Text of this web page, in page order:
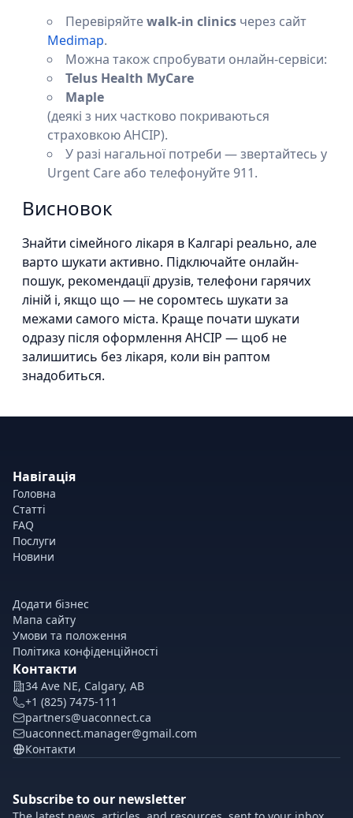
Перевіряйтеwalk-in clinics через сайт
Medimap.
Можна також спробувати онлайн-сервіси:
Telus Health MyCare
Maple
(деякі з них частково покриваються
страховкою AHCIP).
У разі нагальної потреби — звертайтесь у
Urgent Care або телефонуйте 911.
Висновок
Знайти сімейного лікаря в Калгарі реально, але
варто шукати активно. Підключайте онлайн-
пошук, рекомендації друзів, телефони гарячих
ліній і, якщо що — не соромтесь шукати за
межами самого міста. Краще почати шукати
одразу після оформлення AHCIP — щоб не
залишитись без лікаря, коли він раптом
знадобиться.
Навігація
Головна
Статті
FAQ
Послуги
Новини
Додати бізнес
Мапа сайту
Умови та положення
Політика конфіденційності
Контакти
34 Ave NE, Calgary, AB
+1 (825) 7475-111
partners@uaconnect.ca
uaconnect.manager@gmail.com
Контакти
Subscribe to our newsletter